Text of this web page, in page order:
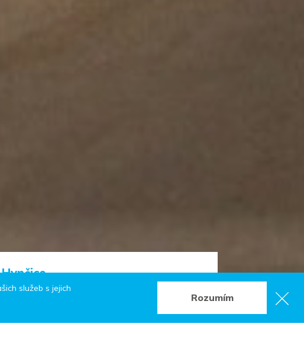
www.obec-hyncice.cz
služeb s jejich
Rozumím